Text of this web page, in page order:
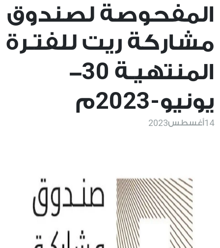
المفحوصة لصندوق
مشاركة ريت للفتـرة
المنتهيـة 30
-
يونيو-2023 م
14أغسطس2023